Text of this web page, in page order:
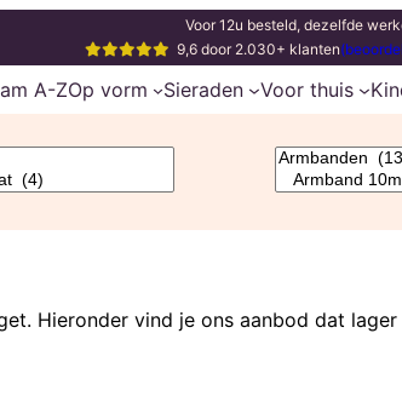
Voor 12u besteld, dezelfde
9,6 door 2.030+ klanten
A-ZOp vorm Sieraden Voor thuis
Hieronder vind je ons aanbod dat